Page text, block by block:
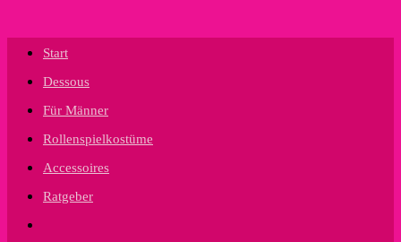
Start
Dessous
Für Männer
Rollenspielkostüme
Accessoires
Ratgeber